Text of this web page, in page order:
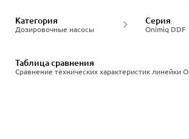
Дозировочные насосы
Категория
Onimiq DDF
Серия
Сравнение технических характеристик линейки
Таблица сравнения